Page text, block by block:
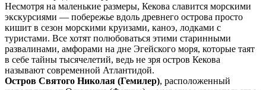
Несмотря на маленькие размеры, Кекова славится морскими
экскурсиями — побережье вдоль древнего острова просто
кишит в сезон морскими круизами, каноэ, лодками с
туристами. Все хотят полюбоваться этими старинными
развалинами, амфорами на дне Эгейского моря, которые таят
в себе тайны тысячелетий, ведь не зря остров Кекова
называют современной Атлантидой.
Остров Святого Николая (Гемилер), расположенный